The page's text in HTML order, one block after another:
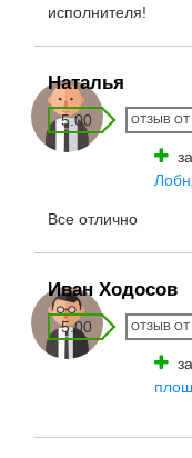
исполнителя!
Наталья
5.00 ОТЗЫВ ОТ
Все отлично
Иван Ходосов
5.00 ОТЗЫВ ОТ